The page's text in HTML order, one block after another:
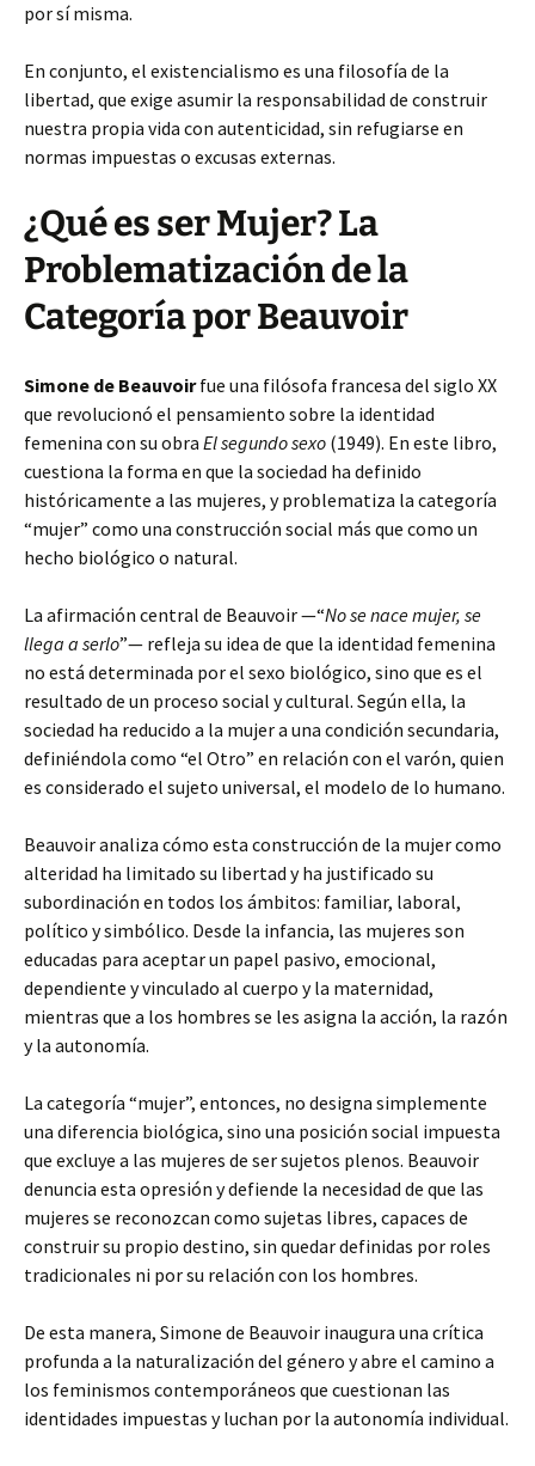
por sí misma.
En conjunto, el existencialismo es una filosofía de la
libertad, que exige asumir la responsabilidad de construir
nuestra propia vida con autenticidad, sin refugiarse en
normas impuestas o excusas externas.
¿Qué es ser Mujer? La
Problematización de la
Categoría por Beauvoir
Simone de Beauvoirfue una filósofa francesa del siglo XX
que revolucionó el pensamiento sobre la identidad
femenina con su obra El segundo sexo (1949). En este libro,
cuestiona la forma en que la sociedad ha definido
históricamente a las mujeres, y problematiza la categoría
“mujer” como una construcción social más que como un
hecho biológico o natural.
La afirmación central de Beauvoir —“No se nace mujer, se
llega a serlo”— refleja su idea de que la identidad femenina
no está determinada por el sexo biológico, sino que es el
resultado de un proceso social y cultural. Según ella, la
sociedad ha reducido a la mujer a una condición secundaria,
definiéndola como “el Otro” en relación con el varón, quien
es considerado el sujeto universal, el modelo de lo humano.
Beauvoir analiza cómo esta construcción de la mujer como
alteridad ha limitado su libertad y ha justificado su
subordinación en todos los ámbitos: familiar, laboral,
político y simbólico. Desde la infancia, las mujeres son
educadas para aceptar un papel pasivo, emocional,
dependiente y vinculado al cuerpo y la maternidad,
mientras que a los hombres se les asigna la acción, la razón
y la autonomía.
La categoría “mujer”, entonces, no designa simplemente
una diferencia biológica, sino una posición social impuesta
que excluye a las mujeres de ser sujetos plenos. Beauvoir
denuncia esta opresión y defiende la necesidad de que las
mujeres se reconozcan como sujetas libres, capaces de
construir su propio destino, sin quedar definidas por roles
tradicionales ni por su relación con los hombres.
De esta manera, Simone de Beauvoir inaugura una crítica
profunda a la naturalización del género y abre el camino a
los feminismos contemporáneos que cuestionan las
identidades impuestas y luchan por la autonomía individual.